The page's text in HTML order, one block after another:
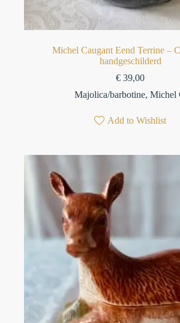
Michel Caugant Eend Terrine –
handgeschilderd
€ 39,00
Majolica/barbotine, Michel
Add to Wishlist